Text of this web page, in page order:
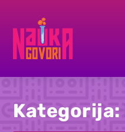
Kategorija: